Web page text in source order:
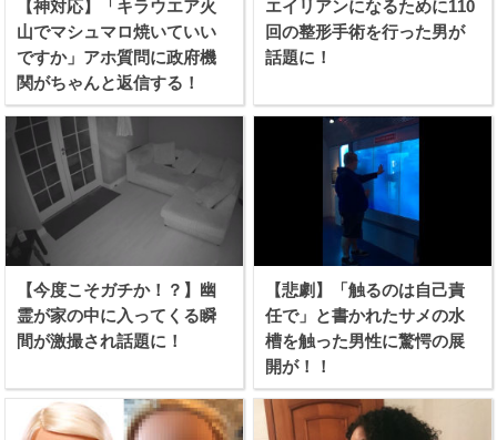
【神対応】「キラウエア火
山でマシュマロ焼いていい
ですか」アホ質問に政府機
関がちゃんと返信する！
エイリアンになるために110
回の整形手術を行った男が
話題に！
【今度こそガチか！？】幽
霊が家の中に入ってくる瞬
間が激撮され話題に！
【悲劇】「触るのは自己責
任で」と書かれたサメの水
槽を触った男性に驚愕の展
開が！！